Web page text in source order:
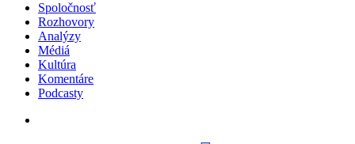
Spoločnosť
Rozhovory
Analýzy
Médiá
Kultúra
Komentáre
Podcasty